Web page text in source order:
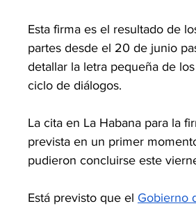
Esta firma es el resultado de
partes desde el 20 de junio
detallar la letra pequeña de
ciclo de diálogos.
La cita en La Habana para la
prevista en un primer
pudieron concluirse este
Está previsto que el Gobierno